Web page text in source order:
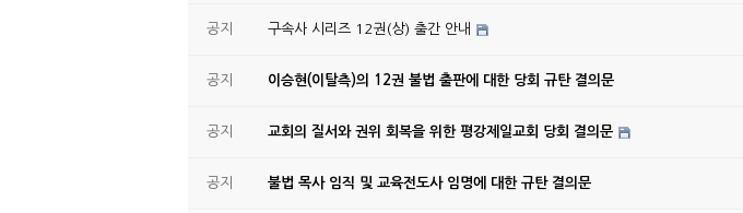
공지 구속사 시리즈 12권(상) 출간 안내
공지 이승현(이탈측)의 12권 불법 출판에 대한 당회 규탄 결의문
공지 교회의 질서와 권위 회복을 위한 평강제일교회 당회 결의문
공지 불법 목사 임직 및 교육전도사 임명에 대한 규탄 결의문